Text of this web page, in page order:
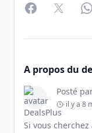
FacebookTwitter
A propos du
Posté
il y a 8
Si vous